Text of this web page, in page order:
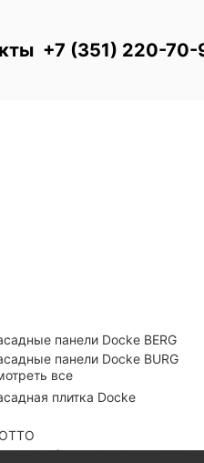
+7 (351) 220-70-
панели Docke BERG
панели Docke BURG
все
плитка Docke
безопасности кровли